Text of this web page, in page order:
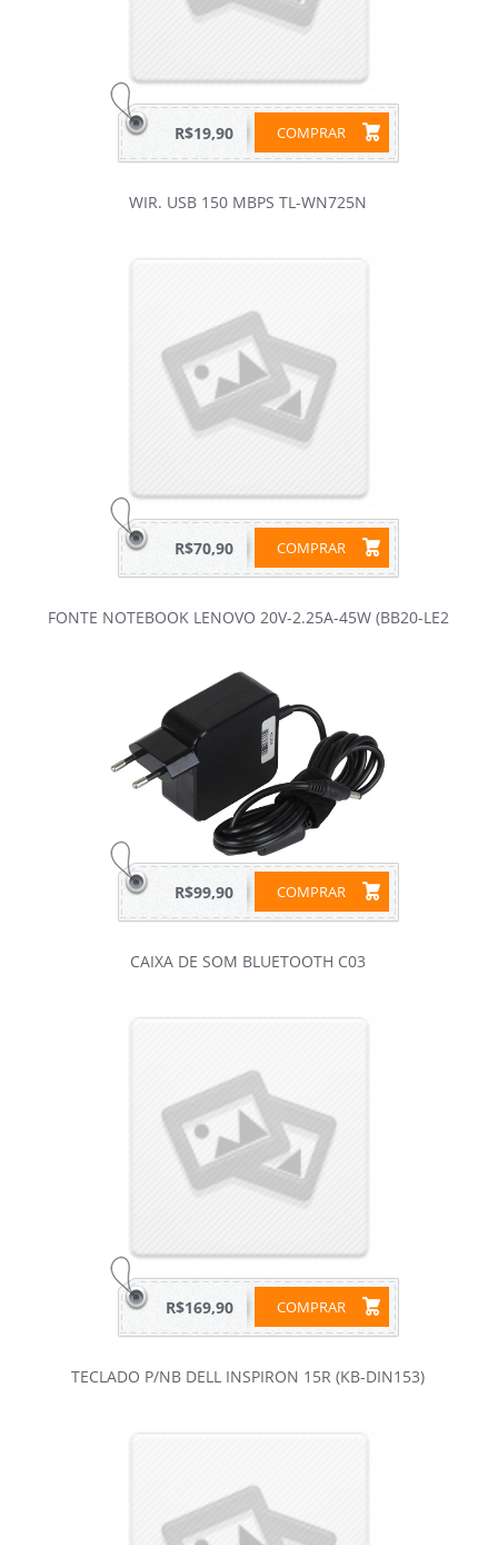
COMPRAR
R$19,90
WIR. USB 150 MBPS TL-WN725N
COMPRAR
R$70,90
FONTE NOTEBOOK LENOVO 20V-2.25A-45W (BB20-LE2
COMPRAR
R$99,90
CAIXA DE SOM BLUETOOTH C03
COMPRAR
R$169,90
TECLADO P/NB DELL INSPIRON 15R (KB-DIN153)